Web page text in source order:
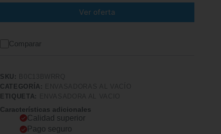
Ver oferta
Comparar
SKU:
CATEGORÍA:
ETIQUETA:
Características adicionales
Calidad superior
Pago seguro